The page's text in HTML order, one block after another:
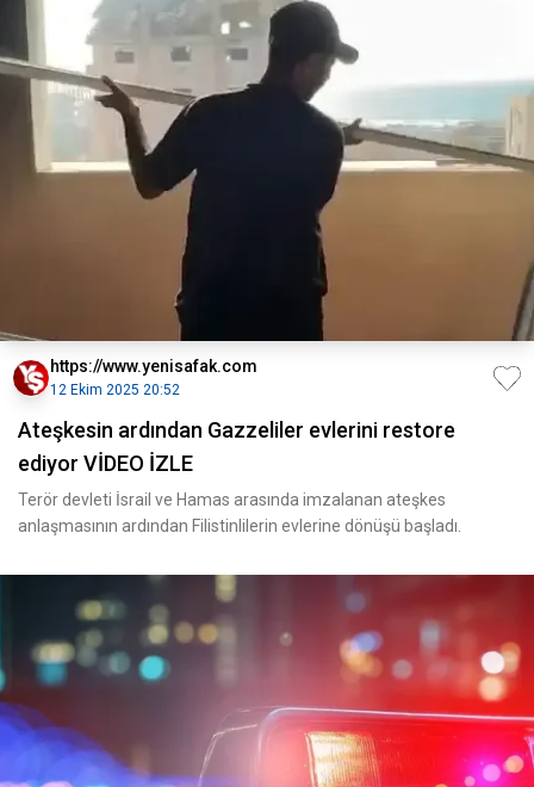
https://www.yenisafak.com
12 Ekim 2025 20:52
Ateşkesin ardından Gazzeliler evlerini restore
ediyor VİDEO İZLE
Terör devleti İsrail ve Hamas arasında imzalanan ateşkes
anlaşmasının ardından Filistinlilerin evlerine dönüşü başladı.